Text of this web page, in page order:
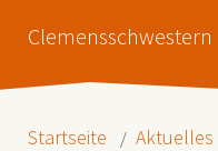
Clemensschwestern
Startseite Aktuelles